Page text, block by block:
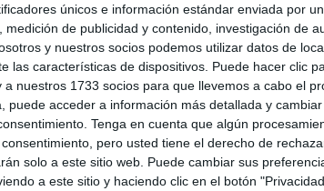
únicos e información estándar enviada por
de publicidad y contenido, investigación de
y nuestros socios podemos utilizar datos de
las características de dispositivos. Puede hacer clic
nuestros 1733 socios para que llevemos a cabo el
puede acceder a información más detallada y
Tenga en cuenta que algún
pero usted tiene el derecho de
solo a este sitio web. Puede cambiar sus
a este sitio y haciendo clic en el botón